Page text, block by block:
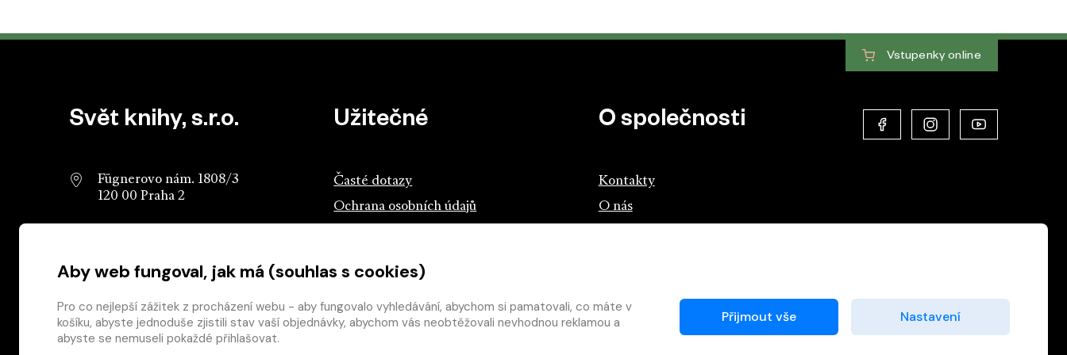
Patička webu
Vstupenky online
Svět knihy, s.r.o.
Fügnerovo nám. 1808/3
120 00 Praha 2
224 498 236
602 590 888
Užitečné
Časté dotazy
Ochrana osobních údajů
Rostík.cz
Rosteme s knihou
O společnosti
Kontakty
O nás
Aby web fungoval, jak má (souhlas s cookies)
Pro co nejlepší zážitek z procházení webu - aby fungovalo vyhledávání, abychom si pamatovali, co máte v
košíku, abyste jednoduše zjistili stav vaší objednávky, abychom vás neobtěžovali nevhodnou reklamou a
abyste se nemuseli pokaždé přihlašovat.
Přijmout vše Nastavení